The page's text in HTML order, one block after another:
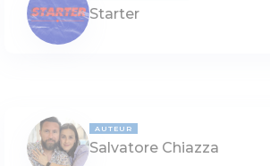
Starter
AUTEUR
Salvatore Chiazza